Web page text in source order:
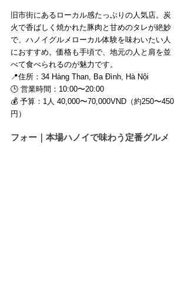
旧市街にあるローカル感たっぷりの人気店。炭
火で香ばしく焼かれた豚肉と甘めのタレが絶妙
で、ハノイグルメローカル体験を味わいたい人
におすすめ。価格も手頃で、地元の人と肩を並
べて食べられるのが魅力です。
📍住所：34 Hàng Than, Ba Đình, Hà Nội
🕒 営業時間：10:00〜20:00
💰 予算：1人 40,000〜70,000VND（約250〜450
円）
フォー｜本場ハノイで味わう定番グルメ